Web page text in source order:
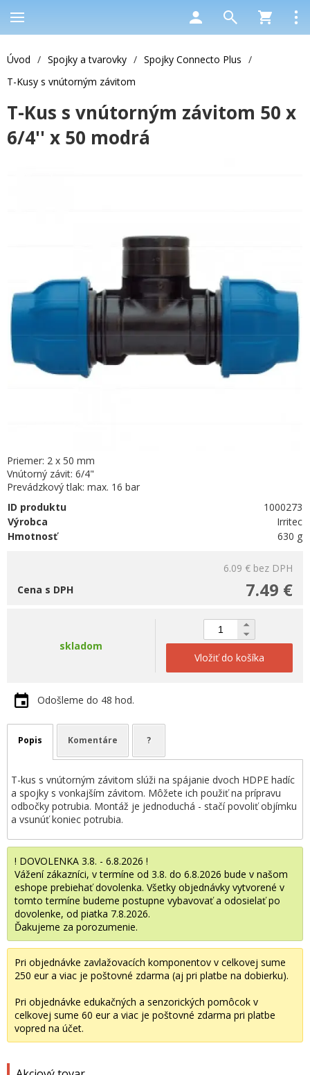
! DOVOLENKA 3.8. - 6.8.2026 !
Vážení zákazníci, v termíne od 3.8. do 6.8.2026 bude v našom
eshope prebiehať dovolenka. Všetky objednávky vytvorené v
tomto termíne budeme postupne vybavovať a odosielať po
dovolenke, od piatka 7.8.2026.
Ďakujeme za porozumenie.
Pri objednávke zavlažovacích komponentov v celkovej sume
250 eur a viac je poštovné zdarma (aj pri platbe na dobierku).
Pri objednávke edukačných a senzorických pomôcok v
celkovej sume 60 eur a viac je poštovné zdarma pri platbe
vopred na účet.
Úvod / Spojky a tvarovky / Spojky Connecto Plus /
T-Kusy s vnútorným závitom
T-Kus s vnútorným závitom 50 x
6/4'' x 50 modrá
Priemer: 2 x 50 mm
Vnútorný závit: 6/4"
Prevádzkový tlak: max. 16 bar
ID produktu
1000273
Výrobca
Irritec
Hmotnosť
630 g
6.09 € bez DPH
7.49 €
Cena s DPH
skladom
Vložiť do košíka
Odošleme do 48 hod.
Popis Komentáre ?
T-kus s vnútorným závitom slúži na spájanie dvoch HDPE hadíc
a spojky s vonkajším závitom. Môžete ich použiť na prípravu
odbočky potrubia. Montáž je jednoduchá - stačí povoliť objímku
a vsunúť koniec potrubia.